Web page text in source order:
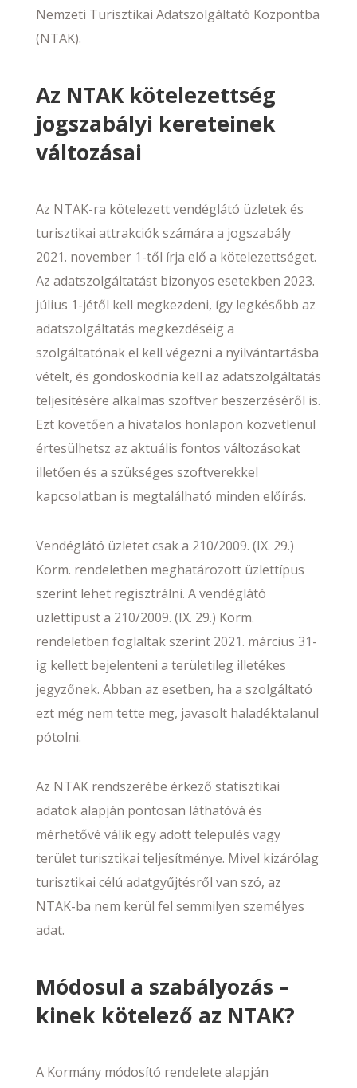
Nemzeti Turisztikai Adatszolgáltató Központba
(NTAK).
Az NTAK kötelezettség
jogszabályi kereteinek
változásai
Az NTAK-ra kötelezett vendéglátó üzletek és
turisztikai attrakciók számára a jogszabály
2021. november 1-től írja elő a kötelezettséget.
Az adatszolgáltatást bizonyos esetekben 2023.
július 1-jétől kell megkezdeni, így legkésőbb az
adatszolgáltatás megkezdéséig a
szolgáltatónak el kell végezni a nyilvántartásba
vételt, és gondoskodnia kell az adatszolgáltatás
teljesítésére alkalmas szoftver beszerzéséről is.
Ezt követően a hivatalos honlapon közvetlenül
értesülhetsz az aktuális fontos változásokat
illetően és a szükséges szoftverekkel
kapcsolatban is megtalálható minden előírás.
Vendéglátó üzletet csak a 210/2009. (IX. 29.)
Korm. rendeletben meghatározott üzlettípus
szerint lehet regisztrálni. A vendéglátó
üzlettípust a 210/2009. (IX. 29.) Korm.
rendeletben foglaltak szerint 2021. március 31-
ig kellett bejelenteni a területileg illetékes
jegyzőnek. Abban az esetben, ha a szolgáltató
ezt még nem tette meg, javasolt haladéktalanul
pótolni.
Az NTAK rendszerébe érkező statisztikai
adatok alapján pontosan láthatóvá és
mérhetővé válik egy adott település vagy
terület turisztikai teljesítménye. Mivel kizárólag
turisztikai célú adatgyűjtésről van szó, az
NTAK-ba nem kerül fel semmilyen személyes
adat.
Módosul a szabályozás –
kinek kötelező az NTAK?
A Kormány módosító rendelete alapján